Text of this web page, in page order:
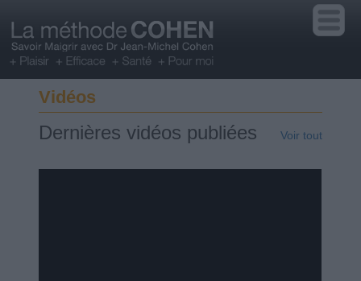
Vidéos
Dernières vidéos publiées Voir tout